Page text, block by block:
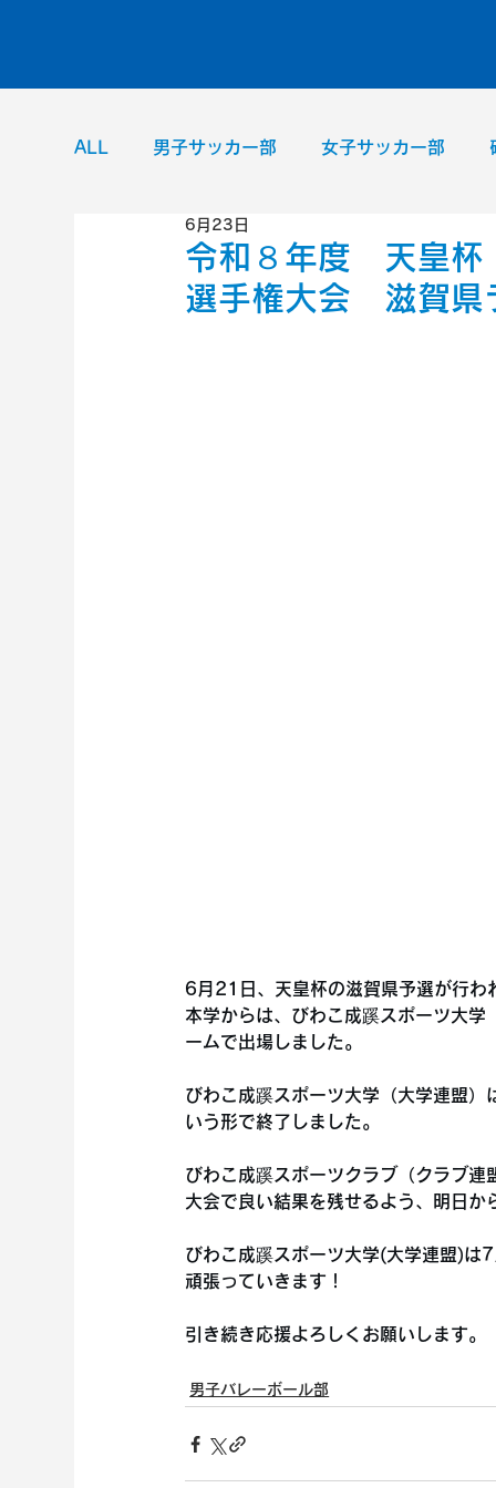
ALL 男子サッカー部 女子サッカー部
男子バレーボール部
令和８年度 天皇杯
選手権大会 滋賀
6月23日
6月21日、天皇杯の滋賀県予選が行わ
本学からは、びわこ成蹊スポーツ大
ームで出場しました。
びわこ成蹊スポーツ大学（大学連盟
いう形で終了しました。
びわこ成蹊スポーツクラブ（クラブ
大会で良い結果を残せるよう、明日か
びわこ成蹊スポーツ大学(大学連盟)は
頑張っていきます！
引き続き応援よろしくお願いします。
男子バレーボール部